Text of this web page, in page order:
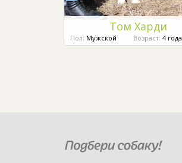
Том Харди
Пол: Мужской Возраст: 4 года